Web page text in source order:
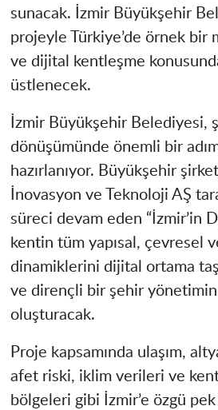
sunacak. İzmir Büyükşehir
projeyle Türkiye’de örnek bir
ve dijital kentleşme
üstlenecek.
İzmir Büyükşehir Belediyesi,
dönüşümünde önemli bir
hazırlanıyor. Büyükşehir
İnovasyon ve Teknoloji AŞ
süreci devam eden “İzmir’in
kentin tüm yapısal, çevresel
dinamiklerini dijital ortama
ve dirençli bir şehir
oluşturacak.
Proje kapsamında ulaşım,
afet riski, iklim verileri ve
bölgeleri gibi İzmir’e özgü